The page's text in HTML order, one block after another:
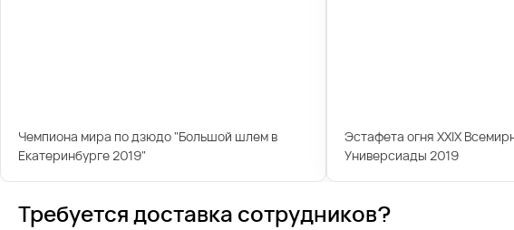
Чемпиона мира по дзюдо "Большой шлем в
Екатеринбурге 2019"
Эстафета огня XXIX
Универсиады 2019
Требуется доставка сотрудников?